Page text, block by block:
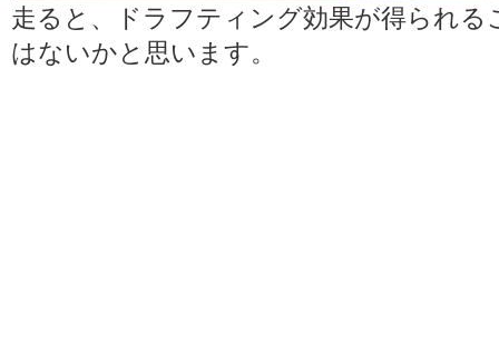
走ると、ドラフティング効果が得られ
はないかと思います。